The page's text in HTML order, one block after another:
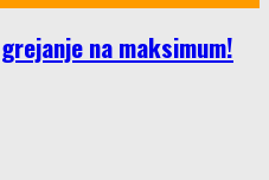
na maksimum!